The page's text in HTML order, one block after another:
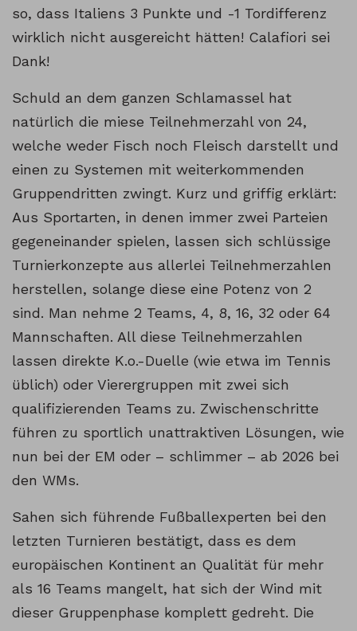
so, dass Italiens 3 Punkte und -1 Tordifferenz
wirklich nicht ausgereicht hätten! Calafiori sei
Dank!
Schuld an dem ganzen Schlamassel hat
natürlich die miese Teilnehmerzahl von 24,
welche weder Fisch noch Fleisch darstellt und
einen zu Systemen mit weiterkommenden
Gruppendritten zwingt. Kurz und griffig erklärt:
Aus Sportarten, in denen immer zwei Parteien
gegeneinander spielen, lassen sich schlüssige
Turnierkonzepte aus allerlei Teilnehmerzahlen
herstellen, solange diese eine Potenz von 2
sind. Man nehme 2 Teams, 4, 8, 16, 32 oder 64
Mannschaften. All diese Teilnehmerzahlen
lassen direkte K.o.-Duelle (wie etwa im Tennis
üblich) oder Vierergruppen mit zwei sich
qualifizierenden Teams zu. Zwischenschritte
führen zu sportlich unattraktiven Lösungen, wie
nun bei der EM oder – schlimmer – ab 2026 bei
den WMs.
Sahen sich führende Fußballexperten bei den
letzten Turnieren bestätigt, dass es dem
europäischen Kontinent an Qualität für mehr
als 16 Teams mangelt, hat sich der Wind mit
dieser Gruppenphase komplett gedreht. Die